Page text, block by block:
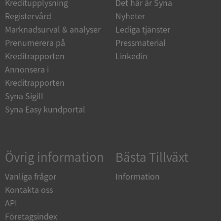
Kreditupplysning
Registervård
Marknadsurval & analyser
Prenumerera på
Kreditrapporten
Annonsera i
Kreditrapporten
Syna Sigill
Syna Easy kundportal
Det här är Syna
Nyheter
Lediga tjänster
Pressmaterial
Linkedin
Övrig information
Vanliga frågor
Kontakta oss
API
Företagsindex
Bästa Tillväxt
Information
Oklassificerade
Strikt nödvändiga kakor tillåter
kärnwebbplatsfunktioner som användarinloggning
och kontohantering. Webbplatsen kan inte
användas ordentligt utan strikt nödvändiga cookies.
Namn
Leverantör
VISITOR_PRIVACY_METADATA
Privacy Policy